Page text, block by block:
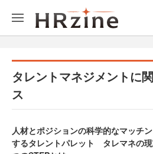
タレントマネジメントに
ス
人材とポジションの科学的なマッチ
するタレントパレット タレマネの